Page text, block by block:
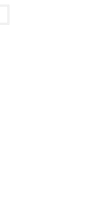
werden
Dieses
weist